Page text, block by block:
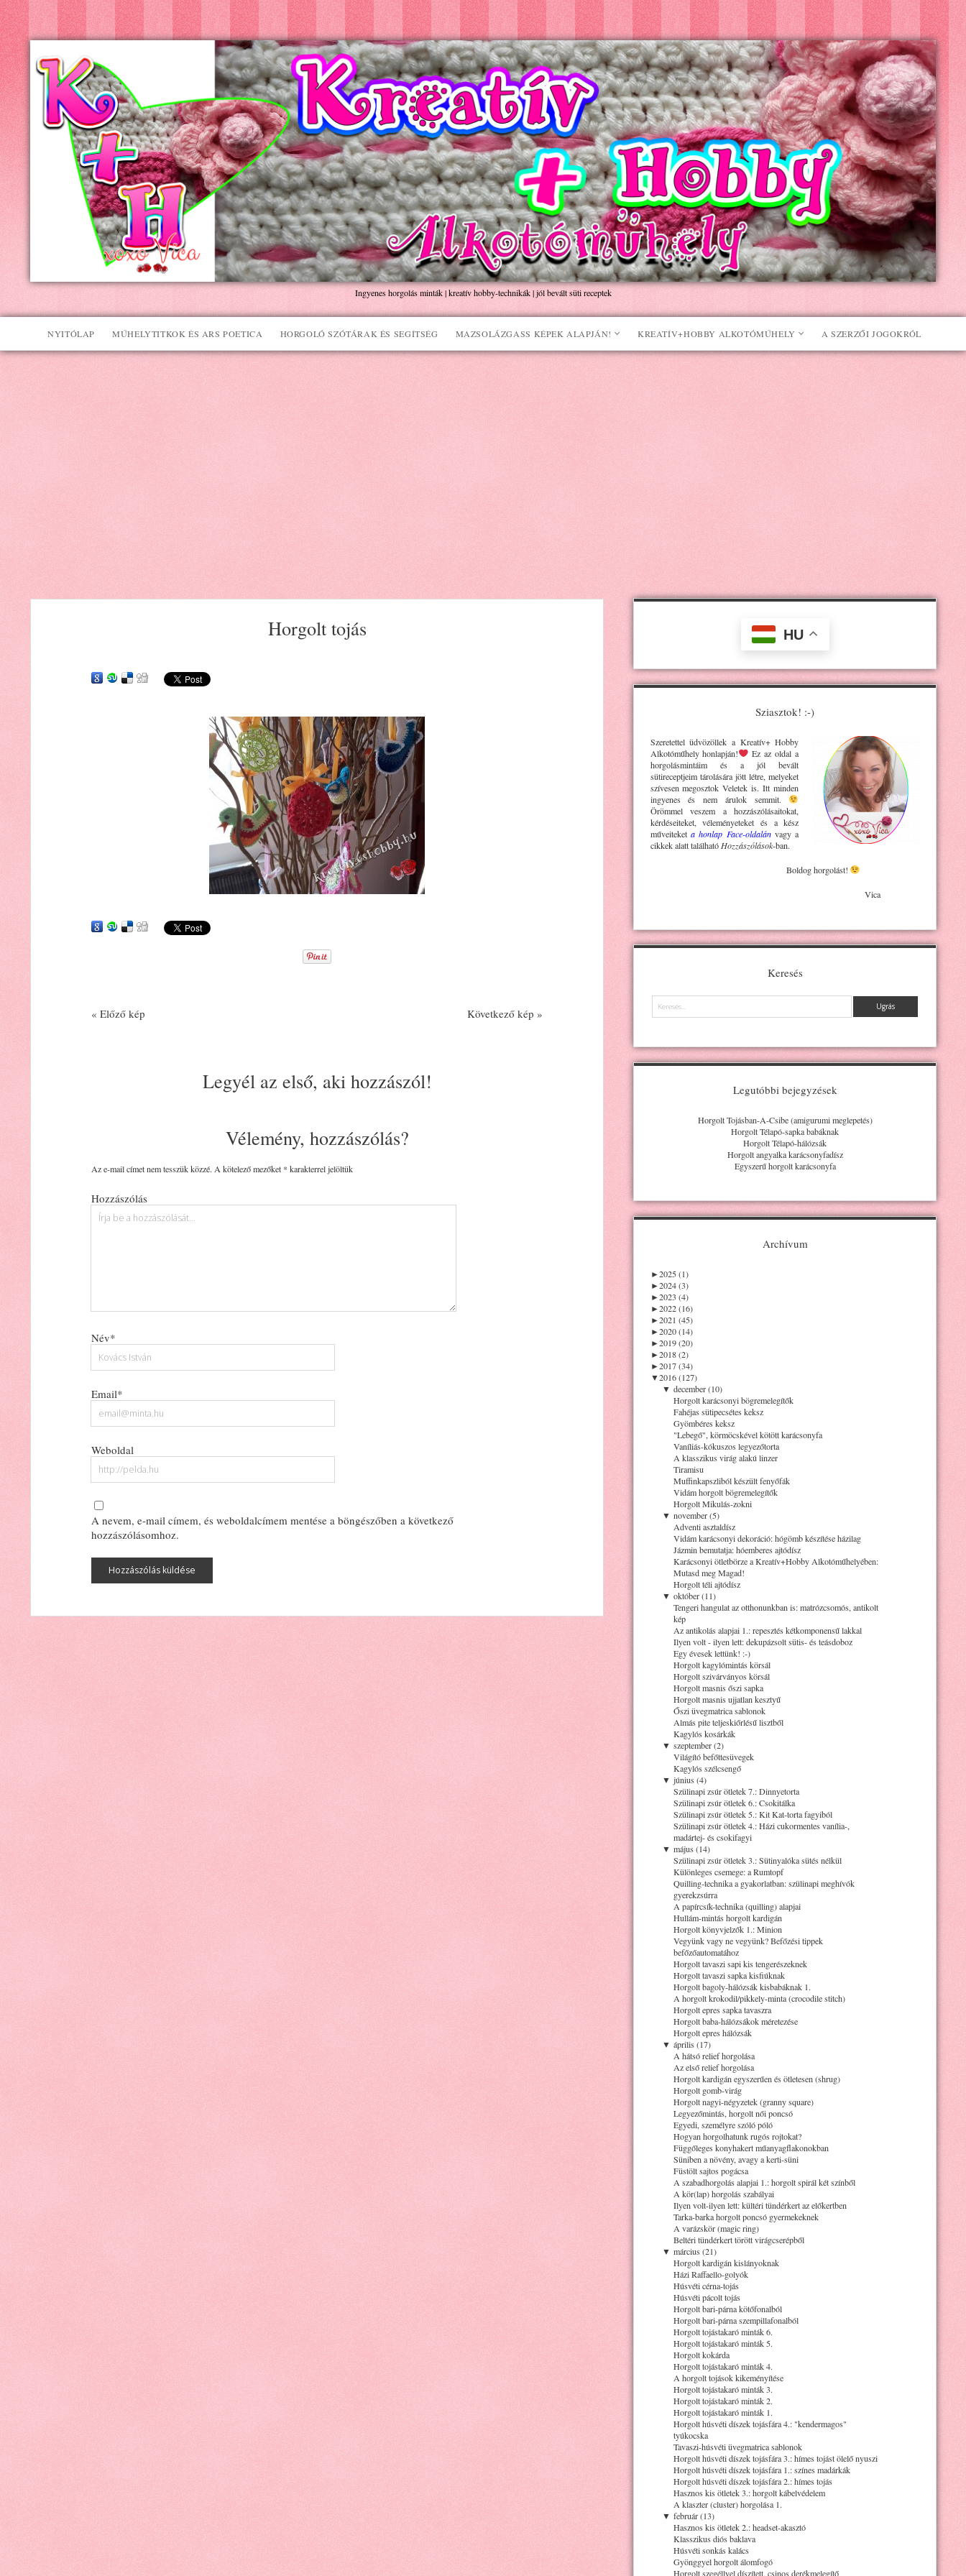
Kreatív+Hobby
Alkotóműhely
Ingyenes horgolás minták | kreatív hobby-technikák | jól bevált süti receptek
NYITÓLAP MŰHELYTITKOK ÉS ARS POETICA HORGOLÓ SZÓTÁRAK ÉS SEGÍTSÉG MAZSOLÁZGASS KÉPEK ALAPJÁN! KREATÍV+HOBBY ALKOTÓMŰHELY A SZERZŐI JOGOKRÓL
Horgolt tojás
« Előző kép Következő kép »
Legyél az első, aki hozzászól!
Vélemény, hozzászólás?
Az e-mail címet nem tesszük közzé. A kötelező mezőket * karakterrel jelöltük
Hozzászólás
Név*
Email*
Weboldal
A nevem, e-mail címem, és weboldalcímem mentése a böngészőben a következő
hozzászólásomhoz.
HU
Sziasztok! :-)
Szeretettel üdvözöllek a Kreatív+ Hobby
Alkotóműhelyhonlapján!
Ez az oldal a
horgolásmintáim és a jól bevált
sütireceptjeim tárolására jött létre, melyeket
szívesen megosztok Veletek is. Itt minden
ingyenes és nem árulok semmit.
Örömmel veszem a hozzászólásaitokat,
kérdéseiteket, véleményeteket és a kész
műveiteket a honlap Face-oldalánvagy a
cikkek alatt található Hozzászólások-ban.
Boldog horgolást!
Vica
Keresés
Keresés
Legutóbbi bejegyzések
Horgolt Tojásban-A-Csibe (amigurumi meglepetés)
Horgolt Télapó-sapka babáknak
Horgolt Télapó-hálózsák
Horgolt angyalka karácsonyfadísz
Egyszerű horgolt karácsonyfa
Archívum
►2025 (1)
►2024 (3)
►2023 (4)
►2022 (16)
►2021 (45)
►2020 (14)
►2019 (20)
►2018 (2)
►2017 (34)
▼2016 (127)
▼ december (10)
Horgolt karácsonyi bögremelegítők
Fahéjas sütipecsétes keksz
Gyömbéres keksz
"Lebegő", körmöcskével kötött karácsonyfa
Vaníliás-kókuszos legyezőtorta
A klasszikus virág alakú linzer
Tiramisu
Muffinkapszliból készült fenyőfák
Vidám horgolt bögremelegítők
Horgolt Mikulás-zokni
▼ november (5)
Adventi asztaldísz
Vidám karácsonyi dekoráció: hógömb készítése házilag
Jázmin bemutatja: hóemberes ajtódísz
Karácsonyi ötletbörze a Kreatív+Hobby Alkotóműhelyében:
Mutasd meg Magad!
Horgolt téli ajtódísz
▼ október (11)
Tengeri hangulat az otthonunkban is: matrózcsomós, antikolt
kép
Az antikolás alapjai 1.: repesztés kétkomponensű lakkal
Ilyen volt - ilyen lett: dekupázsolt sütis- és teásdoboz
Egy évesek lettünk! :-)
Horgolt kagylómintás körsál
Horgolt szivárványos körsál
Horgolt masnis őszi sapka
Horgolt masnis ujjatlan kesztyű
Őszi üvegmatrica sablonok
Almás pite teljeskiőrlésű lisztből
Kagylós kosárkák
▼ szeptember (2)
Világító befőttesüvegek
Kagylós szélcsengő
▼ június (4)
Szülinapi zsúr ötletek 7.: Dinnyetorta
Szülinapi zsúr ötletek 6.: Csokitálka
Szülinapi zsúr ötletek 5.: Kit Kat-torta fagyiból
Szülinapi zsúr ötletek 4.: Házi cukormentes vanília-,
madártej- és csokifagyi
▼ május (14)
Szülinapi zsúr ötletek 3.: Sütinyalóka sütés nélkül
Különleges csemege: a Rumtopf
Quilling-technika a gyakorlatban: szülinapi meghívók
gyerekzsúrra
A papírcsík-technika (quilling) alapjai
Hullám-mintás horgolt kardigán
Horgolt könyvjelzők 1.: Minion
Vegyünk vagy ne vegyünk? Befőzési tippek
befőzőautomatához
Horgolt tavaszi sapi kis tengerészeknek
Horgolt tavaszi sapka kisfiúknak
Horgolt bagoly-hálózsák kisbabáknak 1.
A horgolt krokodil/pikkely-minta (crocodile stitch)
Horgolt epres sapka tavaszra
Horgolt baba-hálózsákok méretezése
Horgolt epres hálózsák
▼ április (17)
A hátsó relief horgolása
Az első relief horgolása
Horgolt kardigán egyszerűen és ötletesen (shrug)
Horgolt gomb-virág
Horgolt nagyi-négyzetek (granny square)
Legyezőmintás, horgolt női poncsó
Egyedi, személyre szóló póló
Hogyan horgolhatunk rugós rojtokat?
Függőleges konyhakert műanyagflakonokban
Süniben a növény, avagy a kerti-süni
Füstölt sajtos pogácsa
A szabadhorgolás alapjai 1.: horgolt spirál két színből
A kör(lap) horgolás szabályai
Ilyen volt-ilyen lett: kültéri tündérkert az előkertben
Tarka-barka horgolt poncsó gyermekeknek
A varázskör (magic ring)
Beltéri tündérkert törött virágcserépből
▼ március (21)
Horgolt kardigán kislányoknak
Házi Raffaello-golyók
Húsvéti cérna-tojás
Húsvéti pácolt tojás
Horgolt bari-párna kötőfonalból
Horgolt bari-párna szempillafonalból
Horgolt tojástakaró minták 6.
Horgolt tojástakaró minták 5.
Horgolt kokárda
Horgolt tojástakaró minták 4.
A horgolt tojások kikeményítése
Horgolt tojástakaró minták 3.
Horgolt tojástakaró minták 2.
Horgolt tojástakaró minták 1.
Horgolt húsvéti díszek tojásfára 4.: "kendermagos"
tyúkocska
Tavaszi-húsvéti üvegmatrica sablonok
Horgolt húsvéti díszek tojásfára 3.: hímes tojást ölelő nyuszi
Horgolt húsvéti díszek tojásfára 1.: színes madárkák
Horgolt húsvéti díszek tojásfára 2.: hímes tojás
Hasznos kis ötletek 3.: horgolt kábelvédelem
A klaszter (cluster) horgolása 1.
▼ február (13)
Hasznos kis ötletek 2.: headset-akasztó
Klasszikus diós baklava
Húsvéti sonkás kalács
Gyönggyel horgolt álomfogó
Horgolt szegéllyel díszített, csinos derékmelegítő